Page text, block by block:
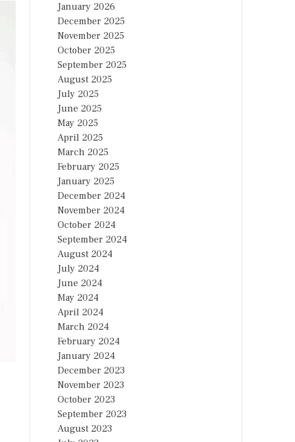
January 2026
December 2025
November 2025
October 2025
September 2025
August 2025
July 2025
June 2025
May 2025
April 2025
March 2025
February 2025
January 2025
December 2024
November 2024
October 2024
September 2024
August 2024
July 2024
June 2024
May 2024
April 2024
March 2024
February 2024
January 2024
December 2023
November 2023
October 2023
September 2023
August 2023